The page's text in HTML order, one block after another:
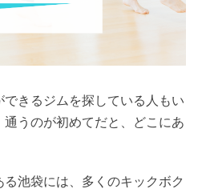
きるジムを探している人もい
うのが初めてだと、どこにあ
池袋には、多くのキックボク